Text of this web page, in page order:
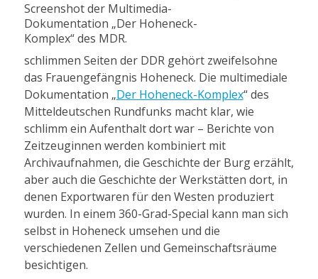
Screenshot der Multimedia-
Dokumentation „Der Hoheneck-
Komplex“ des MDR.
schlimmen Seiten der DDR gehört zweifelsohne
das Frauengefängnis Hoheneck. Die multimediale
Dokumentation „Der Hoheneck-Komplex“ des
Mitteldeutschen Rundfunks macht klar, wie
schlimm ein Aufenthalt dort war – Berichte von
Zeitzeuginnen werden kombiniert mit
Archivaufnahmen, die Geschichte der Burg erzählt,
aber auch die Geschichte der Werkstätten dort, in
denen Exportwaren für den Westen produziert
wurden. In einem 360-Grad-Special kann man sich
selbst in Hoheneck umsehen und die
verschiedenen Zellen und Gemeinschaftsräume
besichtigen.